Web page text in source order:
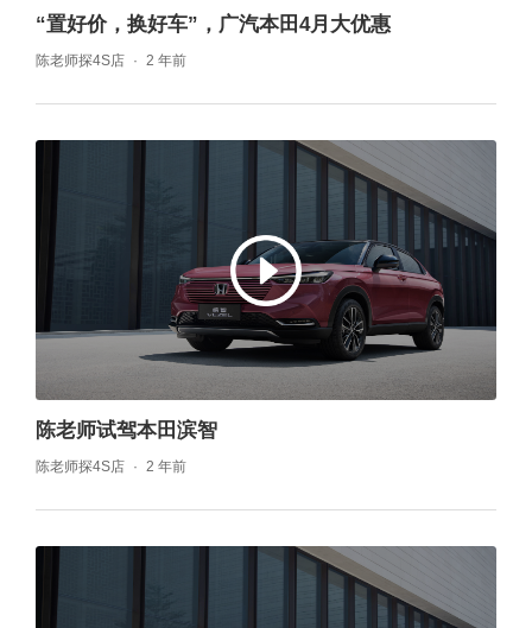
“置好价，换好车”，广汽本田4月大优惠
陈老师探4S店 2 年前
陈老师试驾本田滨智
陈老师探4S店 2 年前